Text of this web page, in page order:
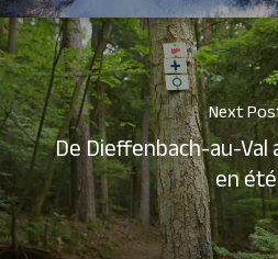
Next
De Dieffenbach-au-
en été